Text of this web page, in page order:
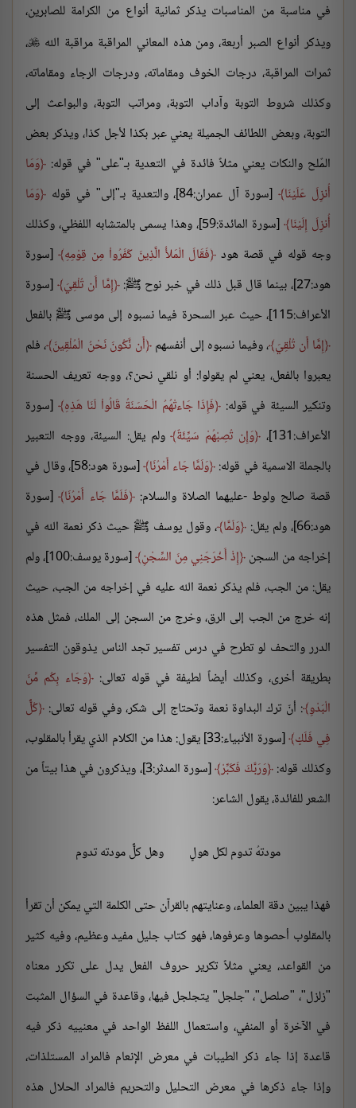
في مناسبة من المناسبات يذكر ثمانية أنواع من الكرامة للصابرين،
ويذكر أنواع الصبر أربعة، ومن هذه المعاني المراقبة مراقبة الله ،
ثمرات المراقبة، درجات الخوف ومقاماته، ودرجات الرجاء ومقاماته،
وكذلك شروط التوبة وآداب التوبة، ومراتب التوبة، والبواعث إلى
التوبة، وبعض اللطائف الجميلة يعني عبر بكذا لأجل كذا، ويذكر بعض
المٌلح والنكات يعني مثلاً فائدة في التعدية بـ"على" في قوله: وَمَا
أُنزِلَ عَلَيْنَا [سورة آل عمران:84]، والتعدية بـ"إلى" في قوله
وَمَا
أُنزِلَ إِلَيْنَا
[سورة المائدة:59]، وهذا يسمى بالمتشابه اللفظي، وكذلك
وجه قوله في قصة هود فَقَالَ الْمَلأُ الَّذِينَ كَفَرُواْ مِن قِوْمِهِ [سورة
هود:27]، بينما قال قبل ذلك في خبر نوح ﷺ:
إِمَّا أَن تُلْقِيَ [سورة
الأعراف:115]، حيث عبر السحرة فيما نسبوه إلى موسى ﷺ بالفعل
إِمَّا أَن تُلْقِيَ ، وفيما نسبوه إلى أنفسهم أَن نَّكُونَ نَحْنُ الْمُلْقِينَ ، فلم
يعبروا بالفعل، يعني لم يقولوا: أو نلقي نحن؟، ووجه تعريف الحسنة
وتنكير السيئة في قوله: فَإِذَا جَاءتْهُمُ الْحَسَنَةُ قَالُواْ لَنَا هَذِهِ [سورة
الأعراف:131]،
وَإِن تُصِبْهُمْ سَيِّئَةٌ ولم يقل: السيئة، ووجه التعبير
بالجملة الاسمية في قوله: وَلَمَّا جَاء أَمْرُنَا
[سورة هود:58]، وقال في
قصة صالح ولوط -عليهما الصلاة والسلام: فَلَمَّا جَاء أَمْرُنَا [سورة
هود:66]، ولم يقل:
وَلَمَّا ، وقول يوسف ﷺ حيث ذكر نعمة الله في
إخراجه من السجن إِذْ أَخْرَجَنِي مِنَ السِّجْنِ
[سورة يوسف:100]، ولم
يقل: من الجب، فلم يذكر نعمة الله عليه في إخراجه من الجب، حيث
إنه خرج من الجب إلى الرق، وخرج من السجن إلى الملك، فمثل هذه
الدرر والتحف لو تطرح في درس تفسير تجد الناس يذوقون التفسير
بطريقة أخرى، وكذلك أيضاً لطيفة في قوله تعالى: وَجَاء بِكُم مِّنَ
الْبَدْوِ : أنّ ترك البداوة نعمة وتحتاج إلى شكر، وفي قوله تعالى: كُلٌّ
فِي فَلَكٍ
[سورة الأنبياء:33] يقول: هذا من الكلام الذي يقرأ بالمقلوب،
وكذلك قوله: وَرَبَّكَ فَكَبِّرْ
[سورة المدثر:3]، ويذكرون في هذا بيتاً من
الشعر للفائدة، يقول الشاعر:
مودتهُ تدوم لكل هولٍ وهل كلٌّ مودته تدوم
فهذا يبين دقة العلماء، وعنايتهم بالقرآن حتى الكلمة التي يمكن أن تقرأ
بالمقلوب أحصوها وعرفوها، فهو كتاب جليل مفيد وعظيم، وفيه كثير
من القواعد، يعني مثلاً تكرير حروف الفعل يدل على تكرر معناه
"زلزل"، "صلصل"، "جلجل" يتجلجل فيها، وقاعدة في السؤال المثبت
في الآخرة أو المنفي، واستعمال اللفظ الواحد في معنييه ذكر فيه
قاعدة إذا جاء ذكر الطيبات في معرض الإنعام فالمراد المستلذات،
وإذا جاء ذكرها في معرض التحليل والتحريم فالمراد الحلال هذه